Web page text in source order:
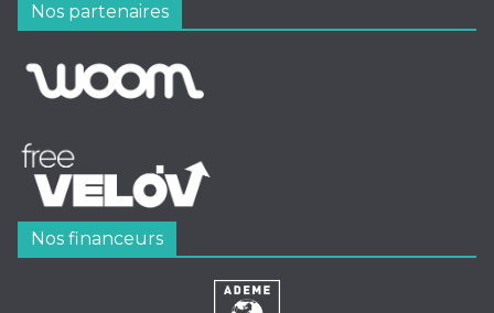
Nos partenaires
Nos financeurs